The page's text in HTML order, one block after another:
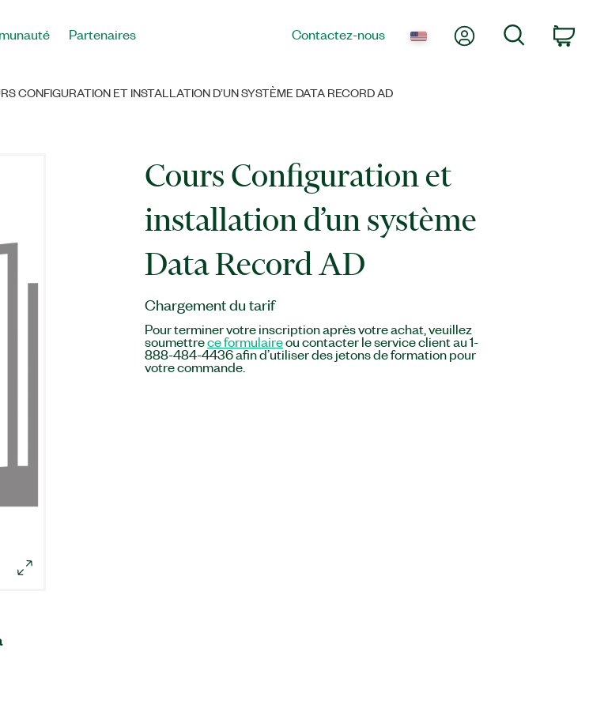
Partenaires Contactez-nous Mon compte
CONFIGURATION ET INSTALLATION D’UN SYSTÈME DATA RECORD AD
Cours Configuration et
installation d’un système
Data Record AD
Chargement du tarif
Pour terminer votre inscription après votre achat, veuillez
soumettrece formulaireou contacter le service client au 1-
888-484-4436 afin d’utiliser des jetons de formation pour
votre commande.